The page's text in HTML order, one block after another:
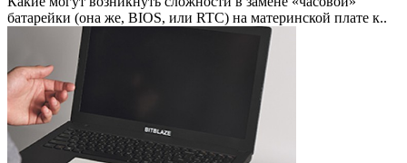
батарейки (она же, BIOS, или RTC) на материнской плате к..